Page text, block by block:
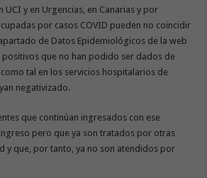
UCI y en Urgencias, en Canarias y por
por casos COVID pueden no coincidir
de Datos Epidemiológicos de la web
que no han podido ser dados de
tal en los servicios hospitalarios de
negativizado.
que continúan ingresados con ese
pero que ya son tratados por otras
y que, por tanto, ya no son atendidos por